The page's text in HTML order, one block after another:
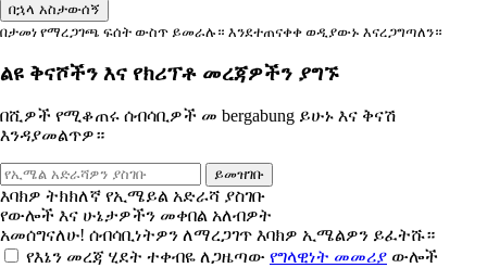
በኋላ አስታውሰኝ
በታመነ የማረጋገጫ ፍሰት ውስጥ ይመራሉ። እንደተጠናቀቀ ወዲያውኑ እናረጋግጣለን።
ልዩ ቅናሾችን እና የክሪፕቶ መረጃዎችን ያግኙ
በሺዎች የሚቆጠሩ ሰብሳቢዎች መ bergabung ይሁኑ እና ቅናሽ
እንዳያመልጥዎ።
ይመዝገቡ
እባክዎ ትክክለኛ የኢሜይል አድራሻ ያስገቡ
የውሎች እና ሁኔታዎችን መቀበል አለብዎት
አመሰግናለሁ! ሰብሳቢነትዎን ለማረጋገጥ እባክዎ ኢሜልዎን ይፈትሹ።
የእኔን መረጃ ሂደት ተቀብዬ ለጋዜጣው የግላዊነት መመሪያ ውሎች